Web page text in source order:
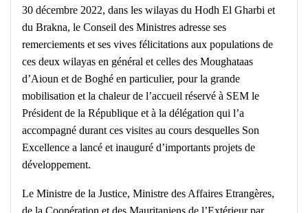
30 décembre 2022, dans les wilayas du Hodh El Gharbi et
du Brakna, le Conseil des Ministres adresse ses
remerciements et ses vives félicitations aux populations de
ces deux wilayas en général et celles des Moughataas
d’Aioun et de Boghé en particulier, pour la grande
mobilisation et la chaleur de l’accueil réservé à SEM le
Président de la République et à la délégation qui l’a
accompagné durant ces visites au cours desquelles Son
Excellence a lancé et inauguré d’importants projets de
développement.
Le Ministre de la Justice, Ministre des Affaires Etrangères,